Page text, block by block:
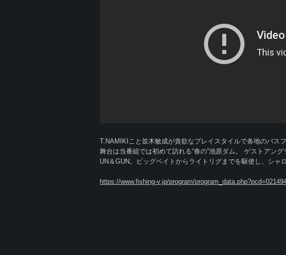
T.NAMIKIこと並木敏成が貪欲なプレイスタイルで各地のバス
舞台は当番組では初めて訪れる“春の”池原ダム。 ゲストアン
UN＆GUN。ビッグベイトからライトリグまでを駆使し、シャ
https://www.fishing-v.jp/program/